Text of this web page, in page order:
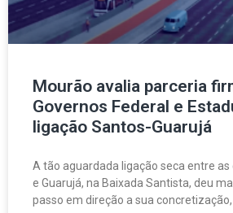
Mourão avalia parceria
Governos Federal e
ligação Santos-Guarujá
A tão aguardada ligação seca entre as
e Guarujá, na Baixada Santista, deu
passo em direção a sua concretização,